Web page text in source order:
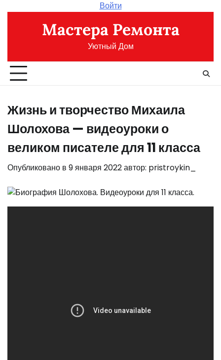
содержимому
Войти
Мастера Ремонта
Уютный Дом
Жизнь и творчество Михаила
Шолохова — видеоуроки о
великом писателе для 11 класса
Опубликовано в 9 января 2022автор: pristroykin_